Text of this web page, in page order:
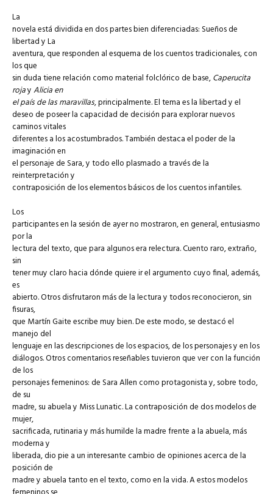
La
novela está dividida en dos partes bien diferenciadas: Sueños de
libertad y La
aventura, que responden al esquema de los cuentos tradicionales, con
los que
sin duda tiene relación como material folclórico de base,Caperucita
rojayAlicia en
el país de las maravillas, principalmente. El tema es la libertad y el
deseo de poseer la capacidad de decisión para explorar nuevos
caminos vitales
diferentes a los acostumbrados. También destaca el poder de la
imaginación en
el personaje de Sara, y todo ello plasmado a través de la
reinterpretación y
contraposición de los elementos básicos de los cuentos infantiles.
Los
participantes en la sesión de ayer no mostraron, en general, entusiasmo
por la
lectura del texto, que para algunos era relectura. Cuento raro, extraño,
sin
tener muy claro hacia dónde quiere ir el argumento cuyo final, además,
es
abierto. Otros disfrutaron más de la lectura y todos reconocieron, sin
fisuras,
que Martín Gaite escribe muy bien. De este modo, se destacó el
manejo del
lenguaje en las descripciones de los espacios, de los personajes y en los
diálogos. Otros comentarios reseñables tuvieron que ver con la función
de los
personajes femeninos: de Sara Allen como protagonista y, sobre todo,
de su
madre, su abuela y Miss Lunatic. La contraposición de dos modelos de
mujer,
sacrificada, rutinaria y más humilde la madre frente a la abuela, más
moderna y
liberada, dio pie a un interesante cambio de opiniones acerca de la
posición de
madre y abuela tanto en el texto, como en la vida. A estos modelos